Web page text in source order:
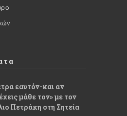
εαυτόν-και αν
μάθε τον» με τον
Πετράκη στη Σητεία